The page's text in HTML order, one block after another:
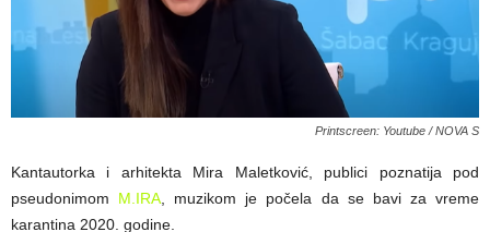
Printscreen: Youtube / NOVA S
Kantautorka i arhitekta Mira Maletković, publici poznatija pod
pseudonimom M.IRA, muzikom je počela da se bavi za vreme
karantina 2020. godine.